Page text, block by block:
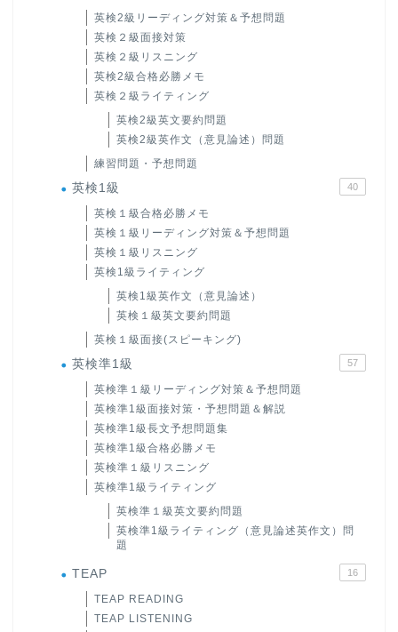
英検2級リーディング対策＆予想問題
英検２級面接対策
英検２級リスニング
英検2級合格必勝メモ
英検２級ライティング
英検2級英文要約問題
英検2級英作文（意見論述）問題
練習問題・予想問題
英検1級 40
英検１級合格必勝メモ
英検１級リーディング対策＆予想問題
英検１級リスニング
英検1級ライティング
英検1級英作文（意見論述）
英検１級英文要約問題
英検１級面接(スピーキング)
英検準1級 57
英検準１級リーディング対策＆予想問題
英検準1級面接対策・予想問題＆解説
英検準1級長文予想問題集
英検準1級合格必勝メモ
英検準１級リスニング
英検準1級ライティング
英検準１級英文要約問題
英検準1級ライティング（意見論述英作文）問
題
TEAP 16
TEAP READING
TEAP LISTENING